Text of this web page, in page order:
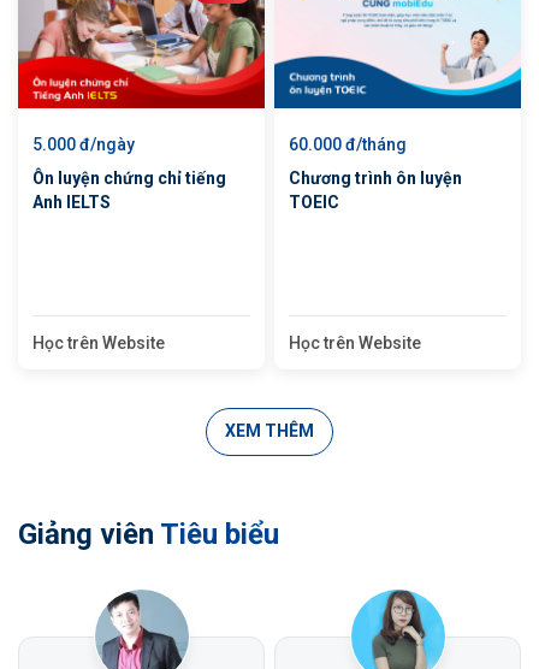
5.000 đ/ngày
Ôn luyện chứng chỉ tiếng
Anh IELTS
Học trên Website
60.000 đ/tháng
Chương trình ôn luyện
TOEIC
Học trên Website
XEM THÊM
Giảng viên Tiêu biểu